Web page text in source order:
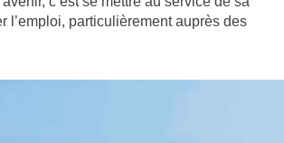
l’emploi, particulièrement auprès des